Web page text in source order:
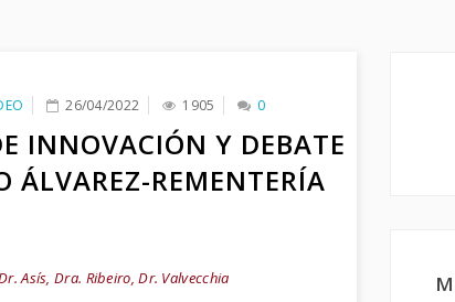
26/04/2022 1905 0
INNOVACIÓN Y DEBATE
ÁLVAREZ-REMENTERÍA
Asís, Dra. Ribeiro, Dr. Valvecchia